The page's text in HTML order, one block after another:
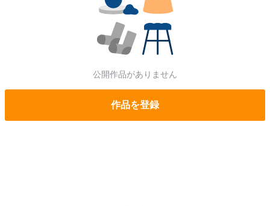
公開作品がありません
作品を登録